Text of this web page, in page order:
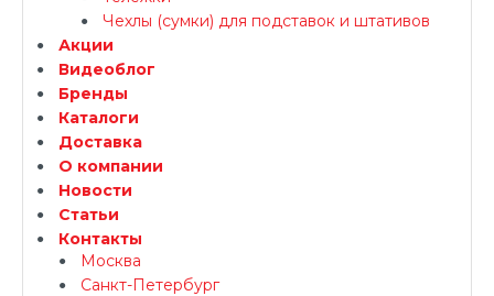
Чехлы (сумки) для подставок и штативов
Акции
Видеоблог
Бренды
Каталоги
Доставка
О компании
Новости
Статьи
Контакты
Москва
Санкт-Петербург